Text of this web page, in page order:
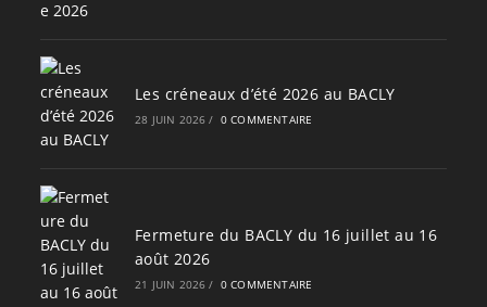
Les créneaux d’été 2026 au BACLY
28 JUIN 2026 / 0 COMMENTAIRE
Fermeture du BACLY du 16 juillet au 16
août 2026
21 JUIN 2026 / 0 COMMENTAIRE